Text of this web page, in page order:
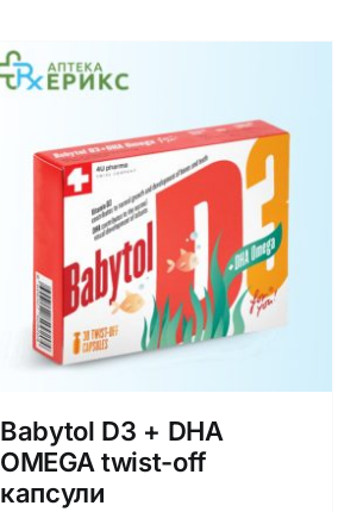
Babytol D3 + DHA
OMEGA twist-off
капсули